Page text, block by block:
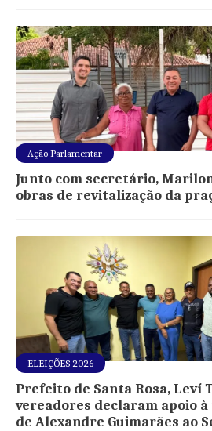
Ação Parlamentar
Junto com secretário,
obras de revitalização da
ELEIÇÕES 2026
Prefeito de Santa Rosa, Leví
vereadores declaram apoio
de Alexandre Guimarães ao